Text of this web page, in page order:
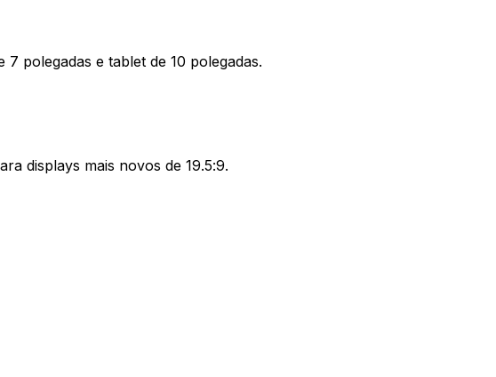
polegadas e tablet de 10 polegadas.
displays mais novos de 19.5:9.